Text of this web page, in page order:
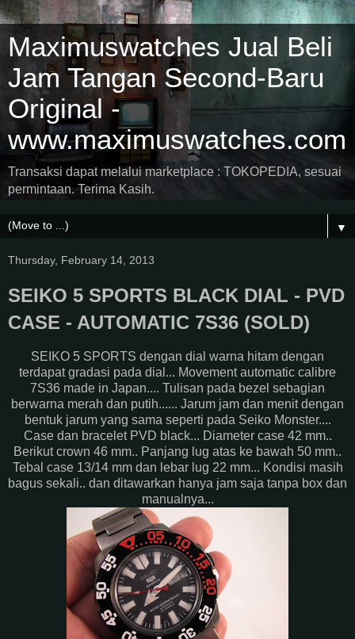
Maximuswatches Jual Beli
Jam Tangan Second-Baru
Original -
www.maximuswatches.com
Transaksi dapat melalui marketplace : TOKOPEDIA, sesuai
permintaan. Terima Kasih.
▼
Thursday, February 14, 2013
SEIKO 5 SPORTS BLACK DIAL - PVD
CASE - AUTOMATIC 7S36 (SOLD)
SEIKO 5 SPORTS dengan dial warna hitam dengan
terdapat gradasi pada dial... Movement automatic calibre
7S36 made in Japan.... Tulisan pada bezel sebagian
berwarna merah dan putih...... Jarum jam dan menit dengan
bentuk jarum yang sama seperti pada Seiko Monster....
Case dan bracelet PVD black... Diameter case 42 mm..
Berikut crown 46 mm.. Panjang lug atas ke bawah 50 mm..
Tebal case 13/14 mm dan lebar lug 22 mm... Kondisi masih
bagus sekali.. dan ditawarkan hanya jam saja tanpa box dan
manualnya...